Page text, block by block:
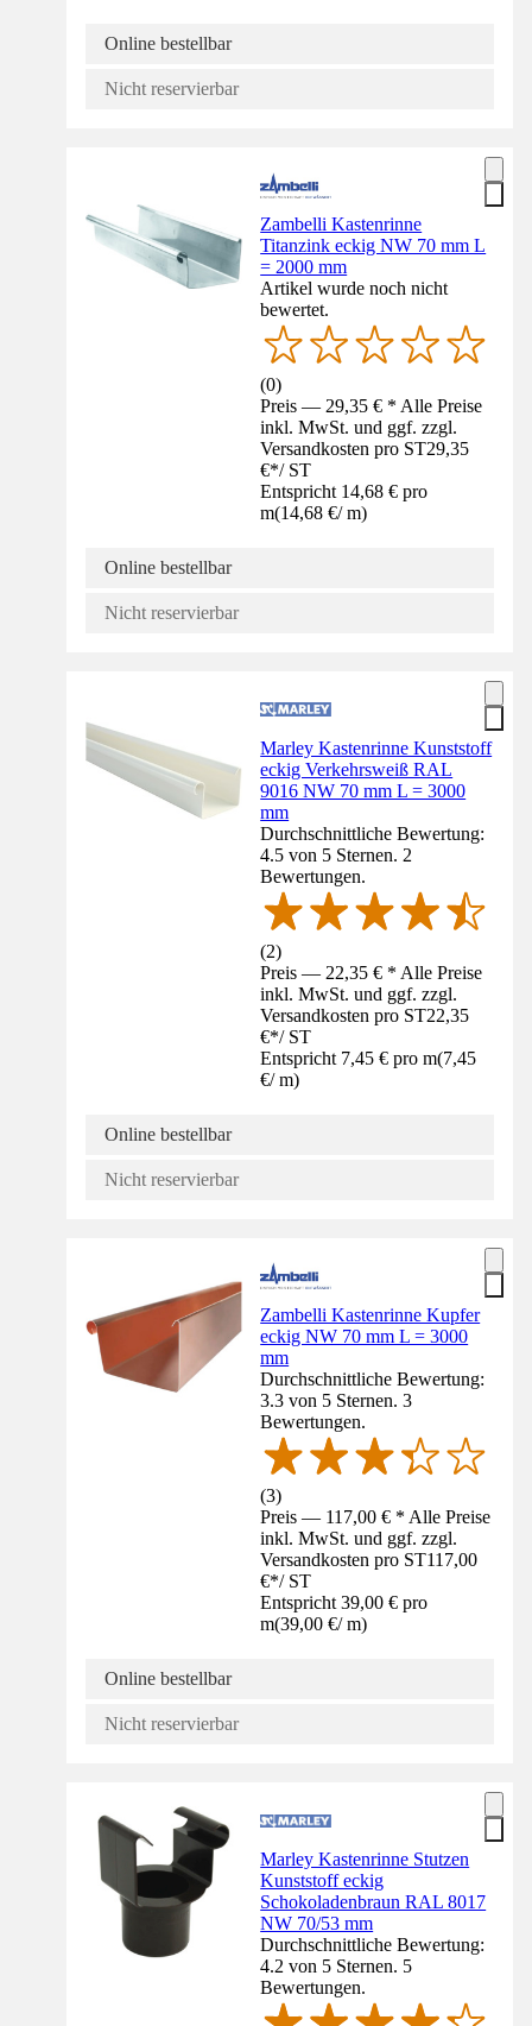
Online bestellbar
Nicht reservierbar
Zambelli Kastenrinne
Titanzink eckig NW 70 mm L
= 2000 mm
Artikel wurde noch nicht
bewertet.
(0)
Preis — 29,35 € * Alle Preise
inkl. MwSt. und ggf. zzgl.
Versandkosten pro ST29,35
€*/ ST
Entspricht 14,68 € pro
m(14,68 €/ m)
Online bestellbar
Nicht reservierbar
Marley Kastenrinne Kunststoff
eckig Verkehrsweiß RAL
9016 NW 70 mm L = 3000
mm
Durchschnittliche Bewertung:
4.5 von 5 Sternen. 2
Bewertungen.
(2)
Preis — 22,35 € * Alle Preise
inkl. MwSt. und ggf. zzgl.
Versandkosten pro ST22,35
€*/ ST
Entspricht 7,45 € pro m(7,45
€/ m)
Online bestellbar
Nicht reservierbar
Zambelli Kastenrinne Kupfer
eckig NW 70 mm L = 3000
mm
Durchschnittliche Bewertung:
3.3 von 5 Sternen. 3
Bewertungen.
(3)
Preis — 117,00 € * Alle Preise
inkl. MwSt. und ggf. zzgl.
Versandkosten pro ST117,00
€*/ ST
Entspricht 39,00 € pro
m(39,00 €/ m)
Online bestellbar
Nicht reservierbar
Marley Kastenrinne Stutzen
Kunststoff eckig
Schokoladenbraun RAL 8017
NW 70/53 mm
Durchschnittliche Bewertung:
4.2 von 5 Sternen. 5
Bewertungen.